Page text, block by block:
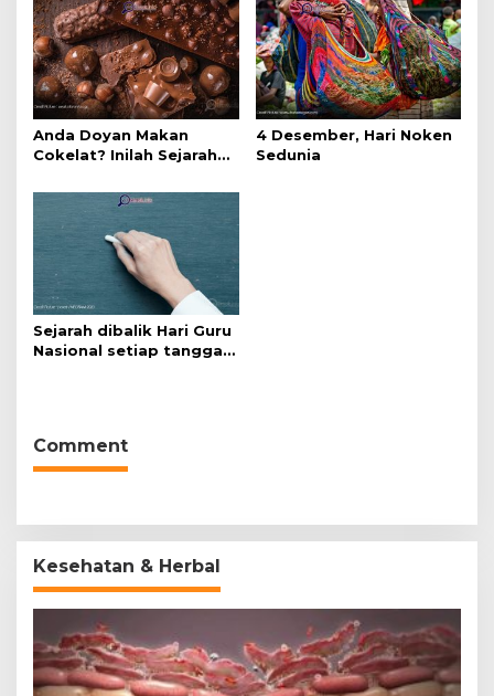
Anda Doyan Makan
Cokelat? Inilah Sejarah
Dunia
4 Desember, Hari Noken
Sedunia
Sejarah dibalik Hari Guru
Nasional setiap tanggal
Comment
Kesehatan & Herbal